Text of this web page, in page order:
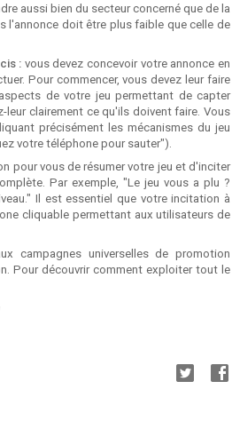
aussi bien du secteur concerné que de la
l'annonce doit être plus faible que celle de
: vous devez concevoir votre annonce en
Pour commencer, vous devez leur faire
de votre jeu permettant de capter
leur clairement ce qu'ils doivent faire. Vous
précisément les mécanismes du jeu
votre téléphone pour sauter").
pour vous de résumer votre jeu et d'inciter
Par exemple, "Le jeu vous a plu ?
Il est essentiel que votre incitation à
cliquable permettant aux utilisateurs de
campagnes universelles de promotion
Pour découvrir comment exploiter tout le